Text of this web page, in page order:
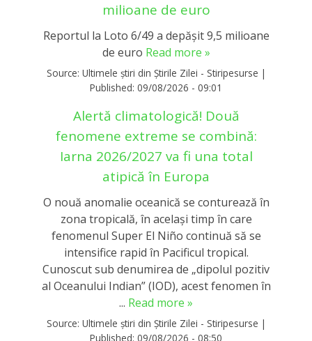
milioane de euro
Reportul la Loto 6/49 a depășit 9,5 milioane
de euro Read more »
Source: Ultimele știri din Știrile Zilei - Stiripesurse |
Published: 09/08/2026 - 09:01
Alertă climatologică! Două
fenomene extreme se combină:
Iarna 2026/2027 va fi una total
atipică în Europa
O nouă anomalie oceanică se conturează în
zona tropicală, în același timp în care
fenomenul Super El Niño continuă să se
intensifice rapid în Pacificul tropical.
Cunoscut sub denumirea de „dipolul pozitiv
al Oceanului Indian” (IOD), acest fenomen în
... Read more »
Source: Ultimele știri din Știrile Zilei - Stiripesurse |
Published: 09/08/2026 - 08:50